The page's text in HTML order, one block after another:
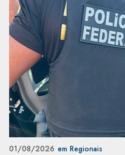
01/08/2026 em Regionais